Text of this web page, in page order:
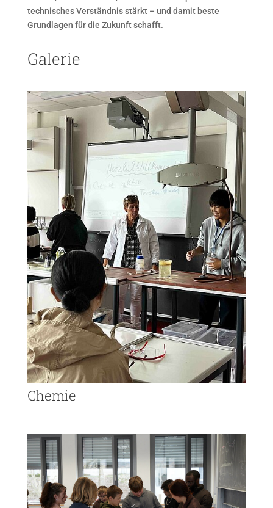
technisches Verständnis stärkt – und damit beste
Grundlagen für die Zukunft schafft.
Galerie
Chemie